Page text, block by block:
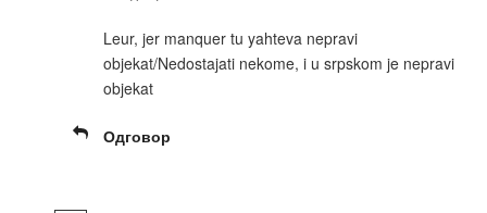
Leur, jer manquer tu yahteva nepravi
objekat/Nedostajati nekome, i u srpskom je nepravi
objekat
Одговор